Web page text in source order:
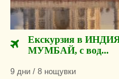
Екскурзия в ИНДИЯ
МУМБАЙ, с вод...
9 дни / 8 нощувки